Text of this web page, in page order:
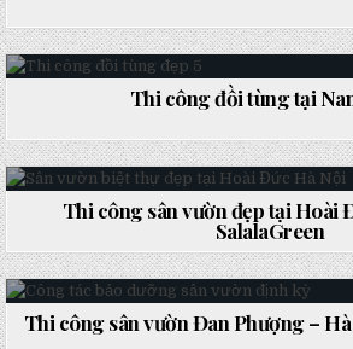
in
Posted
in
Thi công đồi tùng tại
Posted
in
Thi công sân vườn đẹp tại Hoài
SalalaGreen
Posted
Thi công sân vườn Đan Phượng –